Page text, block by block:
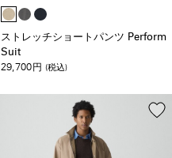
ストレッチショートパンツ Perform
Suit
29,700 円 (税込)